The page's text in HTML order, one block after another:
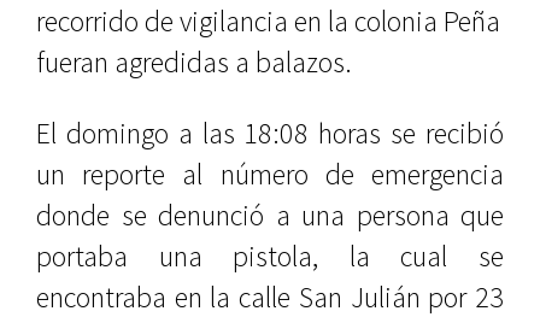
recorrido de vigilancia en la colonia Peña
fueran agredidas a balazos.
El domingo a las 18:08 horas se recibió
un reporte al número de emergencia
donde se denunció a una persona que
portaba una pistola, la cual se
encontraba en la calle San Julián por 23